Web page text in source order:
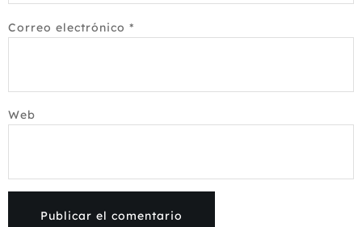
Correo electrónico *
Web